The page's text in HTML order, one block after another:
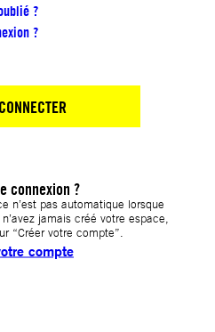
?
?
connexion ?
n’est pas automatique lorsque
jamais créé votre espace,
“Créer votre compte”.
compte